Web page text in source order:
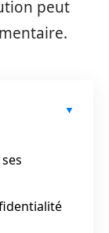
peut